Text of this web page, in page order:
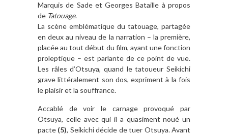
Marquis de Sade et Georges Bataille à propos
de Tatouage.
La scène emblématique du tatouage, partagée
en deux au niveau de la narration – la première,
placée au tout début du film, ayant une fonction
proleptique – est parlante de ce point de vue.
Les râles d’Otsuya, quand le tatoueur Seikichi
grave littéralement son dos, expriment à la fois
le plaisir et la souffrance.
Accablé de voir le carnage provoqué par
Otsuya, celle avec qui il a quasiment noué un
pacte (5), Seikichi décide de tuer Otsuya. Avant